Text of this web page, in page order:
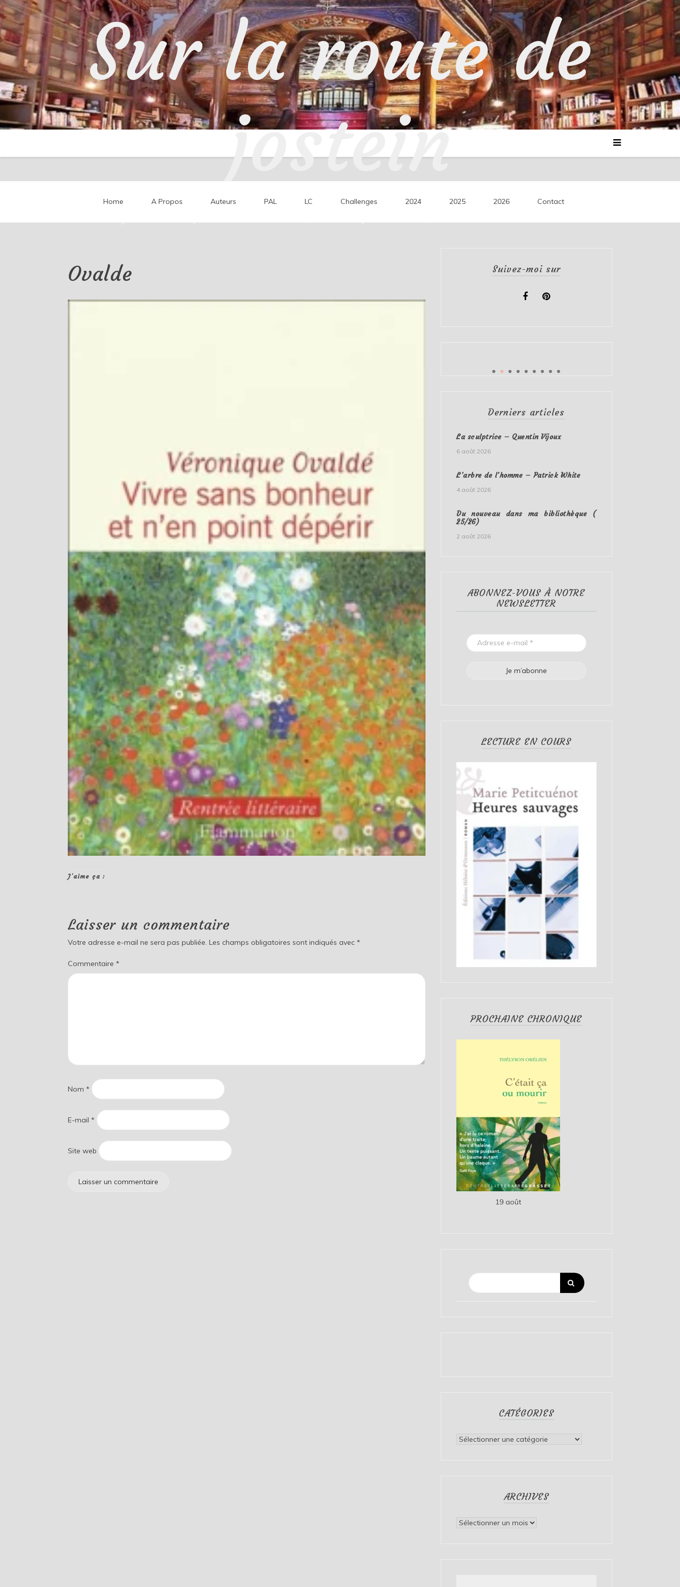
Skip
to
content
Sur la route de
jostein
Home A Propos Auteurs PAL LC Challenges 2024 2025 2026 Contact
Ovalde
J’aime ça :
Laisser un commentaire
Votre adresse e-mail ne sera pas publiée. Les champs obligatoires sont indiqués avec*
Commentaire*
Nom*
E-mail*
Site web
Suivez-moi sur
Derniers articles
La sculptrice – Quentin Vijoux
6 août 2026
L’arbre de l’homme – Patrick White
4 août 2026
Du nouveau dans ma bibliothèque (
25/26)
2 août 2026
ABONNEZ-VOUS À NOTRE
NEWSLETTER
LECTURE EN COURS
PROCHAINE CHRONIQUE
19 août
CATÉGORIES
Catégories
ARCHIVES
Archives